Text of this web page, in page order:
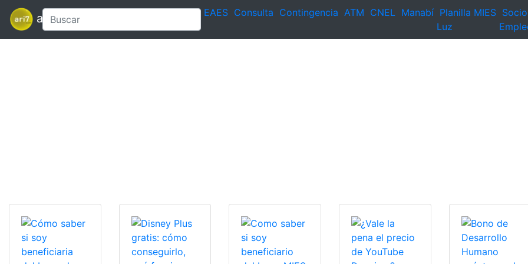
ari7 EAES Consulta Contingencia ATM CNEL Manabí Planilla
Luz
MIES Socio